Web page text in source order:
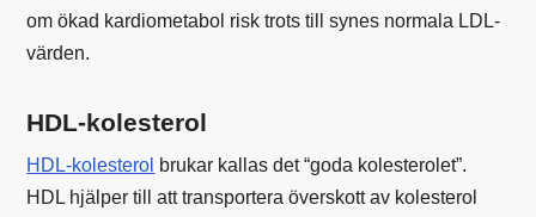
om ökad kardiometabol risk trots till synes normala LDL-
värden.
HDL-kolesterol
HDL-kolesterol brukar kallas det “goda kolesterolet”.
HDL hjälper till att transportera överskott av kolesterol